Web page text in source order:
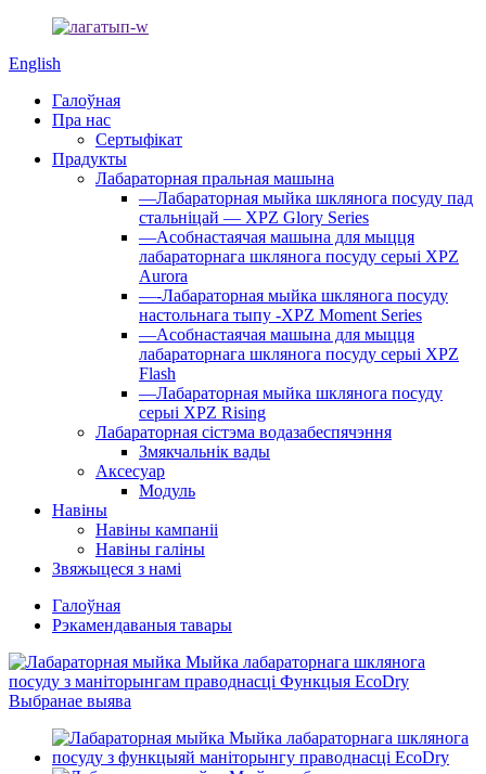
English
Галоўная
Пра нас
Сертыфікат
Прадукты
Лабараторная пральная машына
—Лабараторная мыйка шклянога посуду пад
стальніцай — XPZ Glory Series
—Асобнастаячая машына для мыцця
лабараторнага шклянога посуду серыі XPZ
Aurora
—-Лабараторная мыйка шклянога посуду
настольнага тыпу -XPZ Moment Series
—Асобнастаячая машына для мыцця
лабараторнага шклянога посуду серыі XPZ
Flash
—Лабараторная мыйка шклянога посуду
серыі XPZ Rising
Лабараторная сістэма водазабеспячэння
Змякчальнік вады
Аксесуар
Модуль
Навіны
Навіны кампаніі
Навіны галіны
Звяжыцеся з намі
Галоўная
Рэкамендаваныя тавары